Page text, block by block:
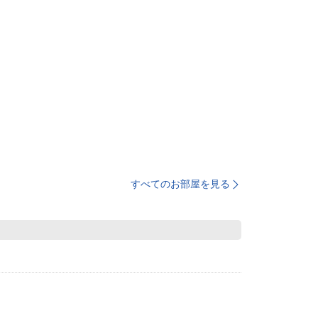
すべてのお部屋を見る